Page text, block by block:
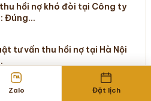
hồi nợ khó đòi tại Công ty
Đúng…
tư vấn thu hồi nợ tại Hà Nội
giải quyết tranh chấp hợp
Zalo Đặt lịch